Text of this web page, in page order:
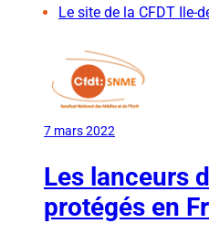
Le site de la CFDT Ile-
7 mars 2022
Les lanceurs
protégés en